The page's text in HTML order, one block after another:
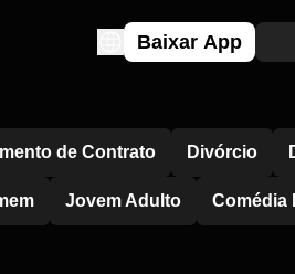
Baixar App
de Contrato Divórcio
Jovem Adulto Comédia